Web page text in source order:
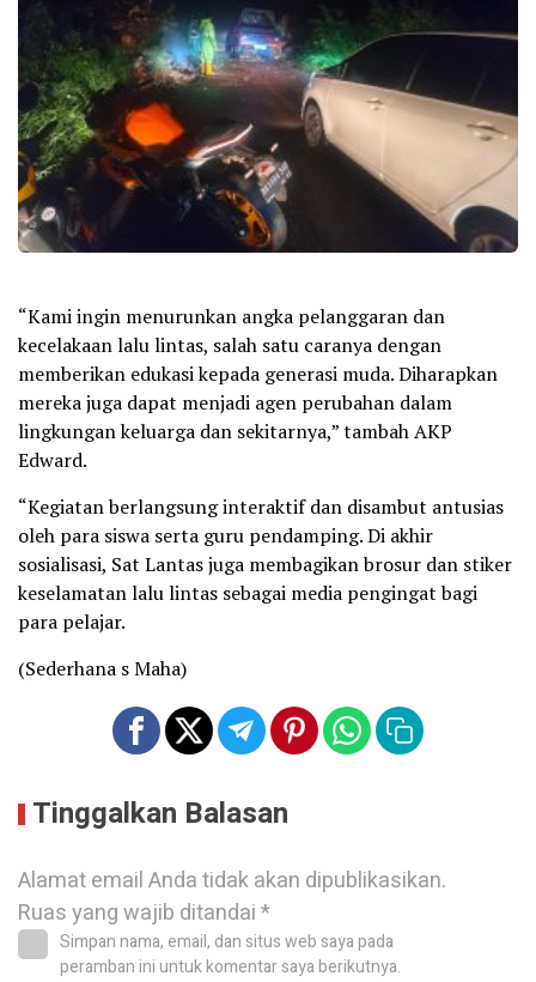
“Kami ingin menurunkan angka pelanggaran dan
kecelakaan lalu lintas, salah satu caranya dengan
memberikan edukasi kepada generasi muda. Diharapkan
mereka juga dapat menjadi agen perubahan dalam
lingkungan keluarga dan sekitarnya,” tambah AKP
Edward.
“Kegiatan berlangsung interaktif dan disambut antusias
oleh para siswa serta guru pendamping. Di akhir
sosialisasi, Sat Lantas juga membagikan brosur dan stiker
keselamatan lalu lintas sebagai media pengingat bagi
para pelajar.
(Sederhana s Maha)
Tinggalkan Balasan
Alamat email Anda tidak akan dipublikasikan.
Ruas yang wajib ditandai*
Simpan nama, email, dan situs web saya pada
peramban ini untuk komentar saya berikutnya.